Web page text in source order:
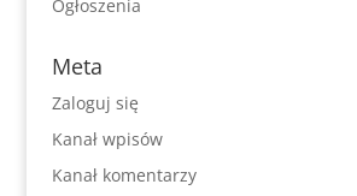
Ogłoszenia
Meta
Zaloguj się
Kanał wpisów
Kanał komentarzy